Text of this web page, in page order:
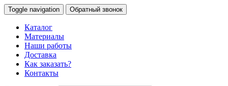
Toggle navigation Обратный звонок
Каталог
Материалы
Наши работы
Доставка
Как заказать?
Контакты